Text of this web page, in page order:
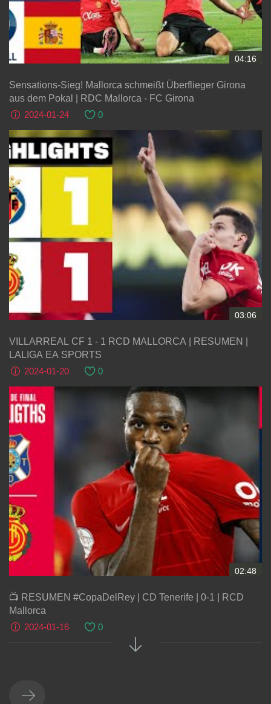
04:16
Sensations-Sieg! Mallorca schmeißt Überflieger Girona
aus dem Pokal | RDC Mallorca - FC Girona
2024-01-24
0
03:06
VILLARREAL CF 1 - 1 RCD MALLORCA | RESUMEN |
LALIGA EA SPORTS
2024-01-20
0
02:48
📺 RESUMEN #CopaDelRey | CD Tenerife | 0-1 | RCD
Mallorca
2024-01-16
0